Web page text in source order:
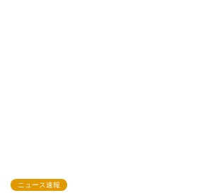
ニュース速報